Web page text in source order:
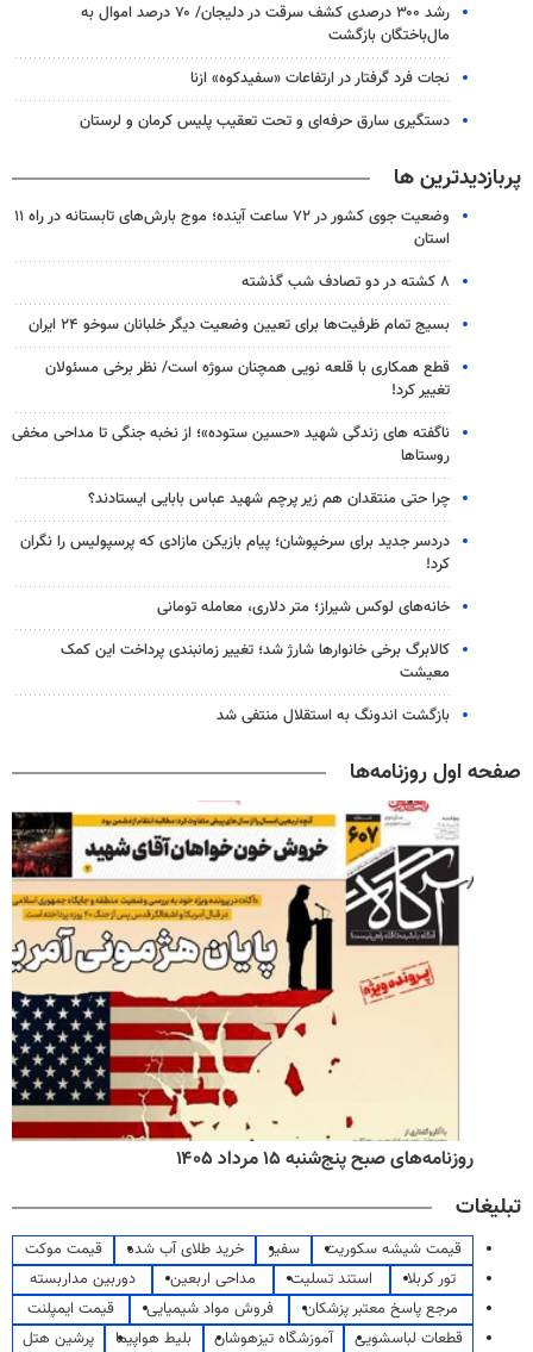
رشد ۳۰۰ درصدی کشف سرقت در دلیجان/ ۷۰ درصد اموال به
مال‌باختگان بازگشت
نجات فرد گرفتار در ارتفاعات «سفیدکوه» ازنا
دستگیری سارق حرفه‌ای و تحت تعقیب پلیس کرمان و لرستان
پربازدیدترین ها
وضعیت جوی کشور در ۷۲ ساعت آینده؛ موج بارش‌های تابستانه در راه ۱۱
استان
۸ کشته در دو تصادف شب گذشته
بسیج تمام ظرفیت‌ها برای تعیین وضعیت دیگر خلبانان سوخو ۲۴ ایران
قطع همکاری با قلعه نویی همچنان سوژه است/ نظر برخی مسئولان
تغییر کرد!
ناگفته های زندگی شهید «حسین ستوده»؛ از نخبه جنگی تا مداحی مخفی
روستاها
چرا حتی منتقدان هم زیر پرچم شهید عباس بابایی ایستادند؟
دردسر جدید برای سرخپوشان؛ پیام بازیکن مازادی که پرسپولیس را نگران
کرد!
خانه‌های لوکس شیراز؛ متر دلاری، معامله تومانی
کالابرگ برخی خانوارها شارژ شد؛ تغییر زمانبندی پرداخت این کمک
معیشت
بازگشت اندونگ به استقلال منتفی شد
صفحه اول روزنامه‌ها
روزنامه‌های صبح پنج‌شنبه ۱۵ مرداد ۱۴۰۵
تبلیغات
قیمت شیشه سکوریت سفیر خرید طلای آب شده
قیمت موکت
تور کربلا
استند تسلیت مداحی اربعین
دوربین مداربسته
مرجع پاسخ معتبر پزشکان
فروش مواد شیمیایی
قیمت ایمپلنت
قطعات لباسشویی
آموزشگاه تیزهوشان بلیط هواپیما
پرشین هتل